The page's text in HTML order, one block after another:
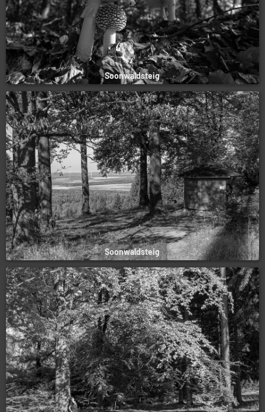
Soonwaldsteig
Soonwaldsteig